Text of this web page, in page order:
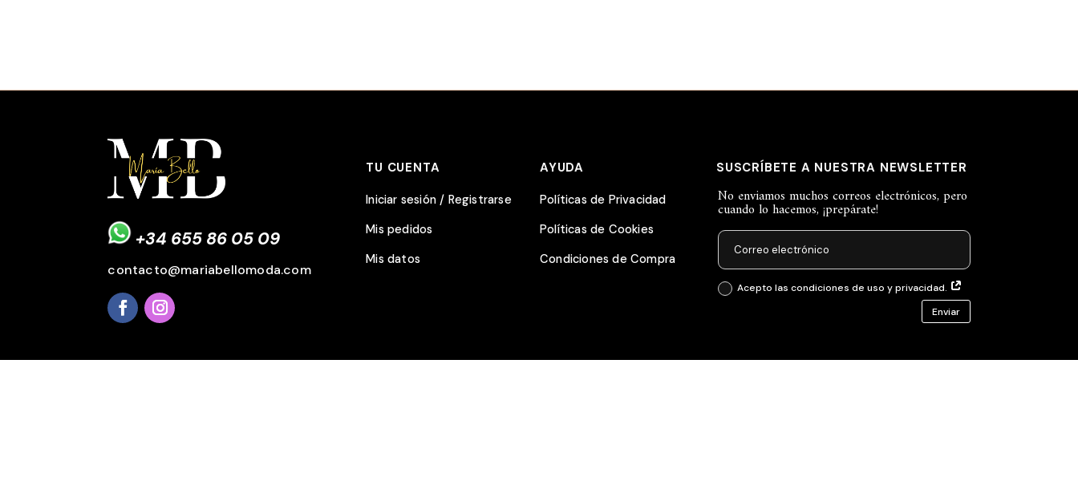
+34 655 86 05 09
contacto@mariabellomoda.com
TU CUENTA
Iniciar sesión / Registrarse
Mis pedidos
Mis datos
AYUDA
Políticas de Privacidad
Políticas de Cookies
Condiciones de Compra
SUSCRÍBETE A NUESTRA NEWSLETTER
No enviamos muchos correos electrónicos, pero
cuando lo hacemos, ¡prepárate!
Acepto las condiciones de uso y privacidad.
Enviar